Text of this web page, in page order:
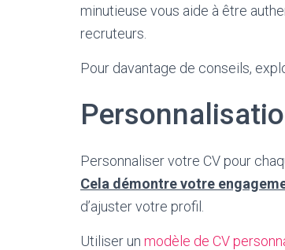
minutieuse vous aide à être
recruteurs.
Pour davantage de conseils,
Personnaliser votre CV pour
Cela démontre votre
d’ajuster votre profil.
Utiliser un modèle de CV